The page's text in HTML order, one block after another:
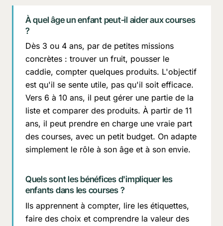
À quel âge un enfant peut-il aider aux courses
?
Dès 3 ou 4 ans, par de petites missions
concrètes : trouver un fruit, pousser le
caddie, compter quelques produits. L'objectif
est qu'il se sente utile, pas qu'il soit efficace.
Vers 6 à 10 ans, il peut gérer une partie de la
liste et comparer des produits. À partir de 11
ans, il peut prendre en charge une vraie part
des courses, avec un petit budget. On adapte
simplement le rôle à son âge et à son envie.
Quels sont les bénéfices d'impliquer les
enfants dans les courses ?
Ils apprennent à compter, lire les étiquettes,
faire des choix et comprendre la valeur des